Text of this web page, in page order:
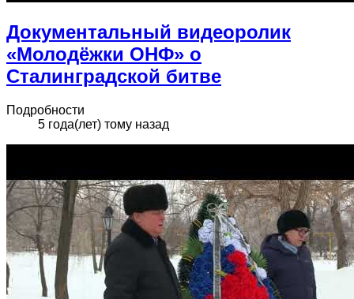
Документальный видеоролик
«Молодёжки ОНФ» о
Сталинградской битве
Подробности
5 года(лет) тому назад